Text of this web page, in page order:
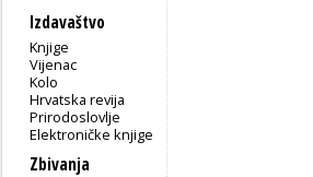
Izdavaštvo
Knjige
Vijenac
Kolo
Hrvatska revija
Prirodoslovlje
Elektroničke knjige
Zbivanja